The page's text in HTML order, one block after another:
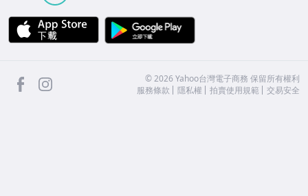
APP Store
facebook ©2026 Yahoo台灣電子商務 保留所有權利
服務條款
隱私權 拍賣使用規範 交易安全